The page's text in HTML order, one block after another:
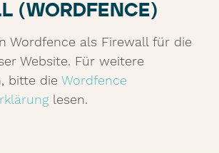
(WORDFENCE)
Wordfence als Firewall für die
Website. Für weitere
bitte dieWordfence
lesen.